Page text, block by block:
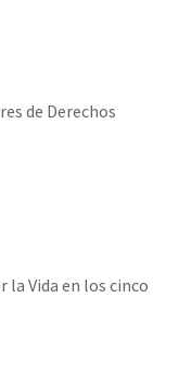
de Derechos
la Vida en los cinco